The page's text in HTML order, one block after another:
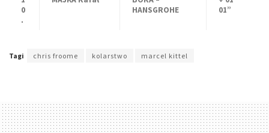
0
.
HANSGROHE
01”
Tagi chris froome kolarstwo marcel kittel